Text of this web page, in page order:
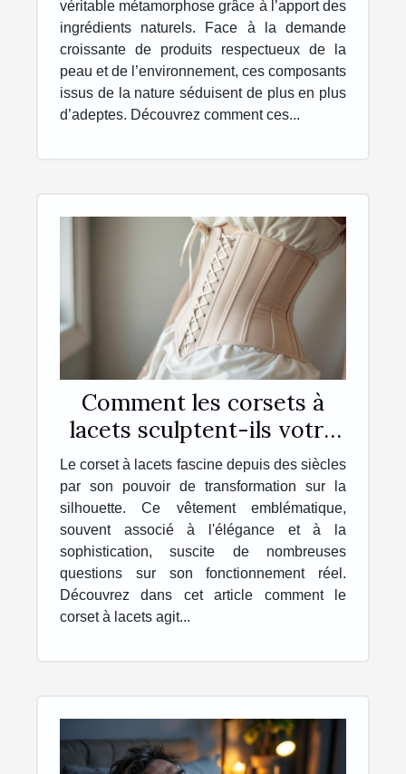
véritable métamorphose grâce à l’apport des
ingrédients naturels. Face à la demande
croissante de produits respectueux de la
peau et de l’environnement, ces composants
issus de la nature séduisent de plus en plus
d’adeptes. Découvrez comment ces...
Comment les corsets à
lacets sculptent-ils votre
corps ?
Le corset à lacets fascine depuis des siècles
par son pouvoir de transformation sur la
silhouette. Ce vêtement emblématique,
souvent associé à l'élégance et à la
sophistication, suscite de nombreuses
questions sur son fonctionnement réel.
Découvrez dans cet article comment le
corset à lacets agit...